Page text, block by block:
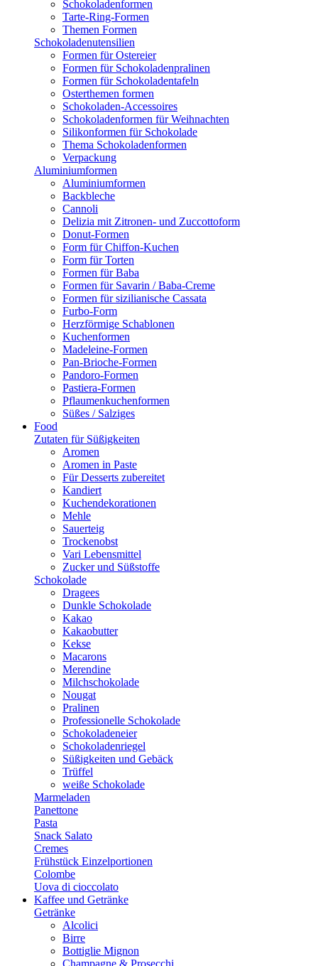
Schokoladenformen
Tarte-Ring-Formen
Themen Formen
Schokoladenutensilien
Formen für Ostereier
Formen für Schokoladenpralinen
Formen für Schokoladentafeln
Osterthemen formen
Schokoladen-Accessoires
Schokoladenformen für Weihnachten
Silikonformen für Schokolade
Thema Schokoladenformen
Verpackung
Aluminiumformen
Aluminiumformen
Backbleche
Cannoli
Delizia mit Zitronen- und Zuccottoform
Donut-Formen
Form für Chiffon-Kuchen
Form für Torten
Formen für Baba
Formen für Savarin / Baba-Creme
Formen für sizilianische Cassata
Furbo-Form
Herzförmige Schablonen
Kuchenformen
Madeleine-Formen
Pan-Brioche-Formen
Pandoro-Formen
Pastiera-Formen
Pflaumenkuchenformen
Süßes / Salziges
Food
Zutaten für Süßigkeiten
Aromen
Aromen in Paste
Für Desserts zubereitet
Kandiert
Kuchendekorationen
Mehle
Sauerteig
Trockenobst
Vari Lebensmittel
Zucker und Süßstoffe
Schokolade
Dragees
Dunkle Schokolade
Kakao
Kakaobutter
Kekse
Macarons
Merendine
Milchschokolade
Nougat
Pralinen
Professionelle Schokolade
Schokoladeneier
Schokoladenriegel
Süßigkeiten und Gebäck
Trüffel
weiße Schokolade
Marmeladen
Panettone
Pasta
Snack Salato
Cremes
Frühstück Einzelportionen
Colombe
Uova di cioccolato
Kaffee und Getränke
Getränke
Alcolici
Birre
Bottiglie Mignon
Champagne & Prosecchi